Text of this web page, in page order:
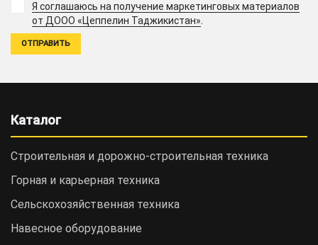
Я соглашаюсь на получение маркетинговых материалов
от ДООО «Цеппелин Таджикистан».
Каталог
Строительная и дорожно-cтроительная техника
Горная и карьерная техника
Сельскохозяйственная техника
Навесное оборудование